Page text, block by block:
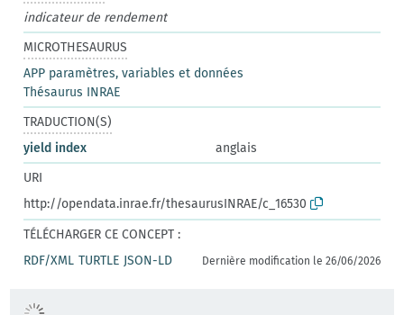
indicateur de rendement
MICROTHESAURUS
APP paramètres, variables et données
Thésaurus INRAE
TRADUCTION(S)
yield index
anglais
URI
http://opendata.inrae.fr/thesaurusINRAE/c_16530
TÉLÉCHARGER CE CONCEPT :
RDF/XML TURTLE JSON-LD Dernière modification le 26/06/2026